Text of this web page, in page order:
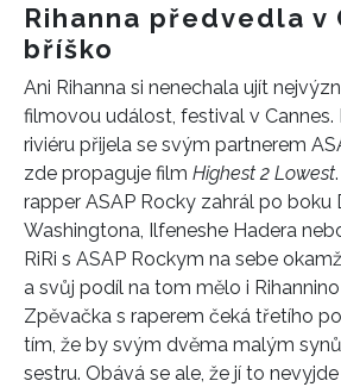
Rihanna předvedla v
bříško
Ani Rihanna si nenechala ujít
filmovou událost, festival v Cannes.
riviéru přijela se svým partnerem
zde propaguje film Highest 2 Lowest
rapper ASAP Rocky zahrál po boku
Washingtona, Ilfeneshe Hadera
RiRi s ASAP Rockym na sebe
a svůj podíl na tom mělo i
Zpěvačka s raperem čeká třetího
tím, že by svým dvěma malým
sestru. Obává se ale, že jí to